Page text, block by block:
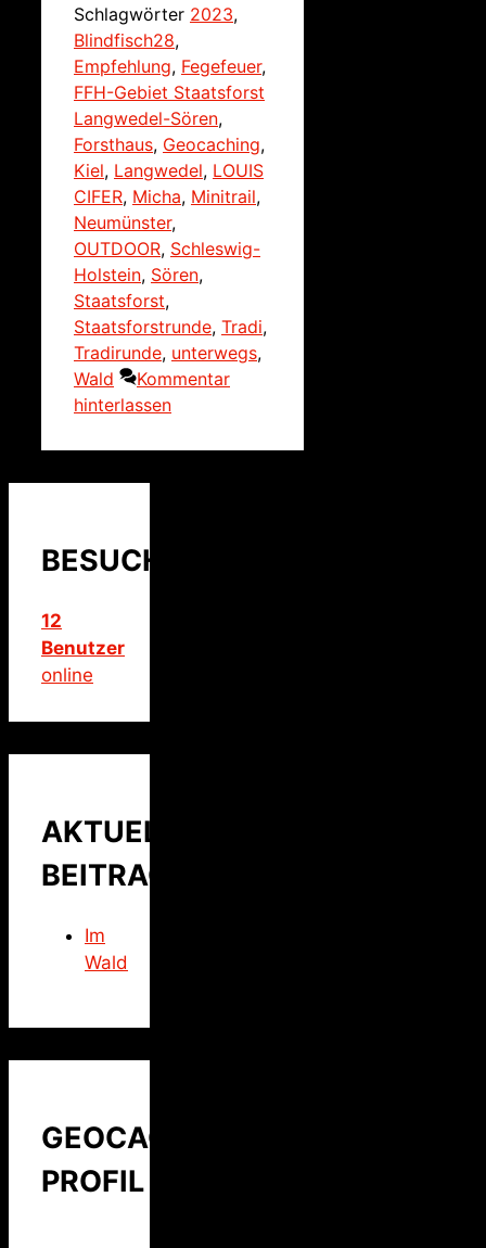
Schlagwörter 2023,
Blindfisch28,
Empfehlung, Fegefeuer,
FFH-Gebiet Staatsforst
Langwedel-Sören,
Forsthaus, Geocaching,
Kiel, Langwedel, LOUIS
CIFER, Micha, Minitrail,
Neumünster,
OUTDOOR, Schleswig-
Holstein, Sören,
Staatsforst,
Staatsforstrunde, Tradi,
Tradirunde, unterwegs,
Wald
Kommentar
hinterlassen
BESUCHER
12
Benutzer
online
AKTUELLER
BEITRAG
Im
Wald
GEOCACHING
PROFIL